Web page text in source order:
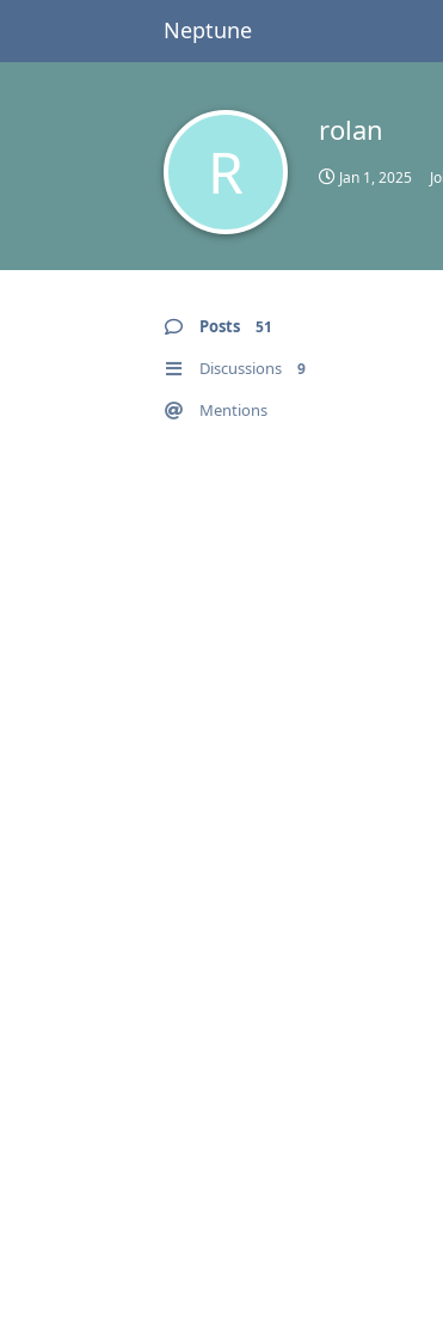
Neptune
R
rolan
Jan 1, 2025
Posts 51
Discussions 9
Mentions